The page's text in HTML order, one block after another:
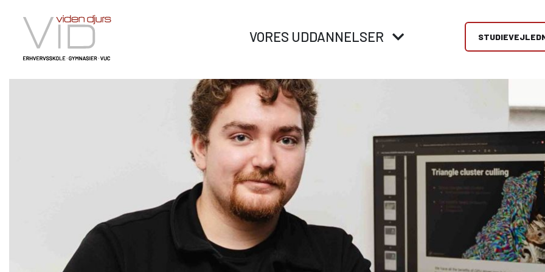
VORES UDDANNELSER
Hos Viden Djurs kan du tage HHX og HTX. HHX er det
merkantile erhvervsrettede gymnasium, mens HTX
giver dig en højere teknisk studentereksamen. Fra
sommeren 2024 udbyder vi tilmed HF-enkeltfag.
HTX Grenaa
HF-enkeltfag - Grenaa, Hornslet
VID ERHVERVSUDDANNELSER
Hos Viden Djurs tilbyder vi et stort udvalg af
erhvervsuddannelser – både indenfor medier,
mekanik, el, metal, handel, økologisk landbrug og
fødevarer.
Direkte fra 9/10. klasse
Erhvervsuddannelser (EUD, EUX)
Brobygning/introforløb
Læreplads og
virksomheder
Vi hjælper virksomheder og
elever med at finde det rette
match - vores vejledere hjælper
dig på vej med gode råd og
sparring hele vejen.
Få vejledning til at
rigtig valg af
messer, åbent hus
brobygning.